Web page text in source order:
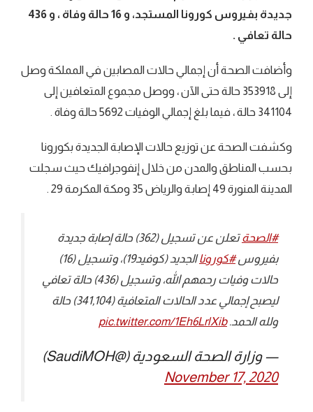
جديدة بفيروس كورونا المستجد، و 16 حالة وفاة ، و 436
حالة تعافي .
وأضافت الصحة أن إجمالي حالات المصابين في المملكة وصل
إلى 353918 حالة حتى الآن ، ووصل مجموع المتعافين إلى
341104 حالة ، فيما بلغ إجمالي الوفيات 5692 حالة وفاة .
وكشفت الصحة عن توزيع حالات الإصابة الجديدة بكورونا
بحسب المناطق والمدن من خلال إنفوجرافيك حيث سجلت
المدينة المنورة 49 إصابة والرياض 35 ومكة المكرمة 29 .
#الصحة
⁩ تعلن عن تسجيل (362) حالة إصابة جديدة
بفيروس ⁧#كورونا
⁩ الجديد (كوفيد19)، وتسجيل (16)
حالات وفيات رحمهم الله، وتسجيل (436) حالة تعافي
ليصبح إجمالي عدد الحالات المتعافية (341,104) حالة
ولله الحمد.pic.twitter.com/1Eh6LrlXib
— وزارة الصحة السعودية (@SaudiMOH)
November 17, 2020